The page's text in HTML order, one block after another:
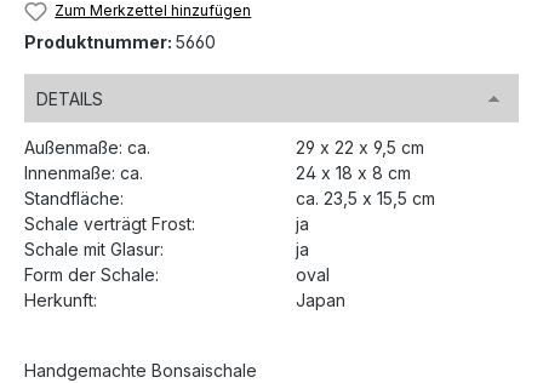
Zum Merkzettel hinzufügen
Produktnummer: 5660
DETAILS
Außenmaße: ca.
29 x 22 x 9,5 cm
Innenmaße: ca.
24 x 18 x 8 cm
Standfläche:
ca. 23,5 x 15,5 cm
Schale verträgt Frost:
ja
Schale mit Glasur:
ja
Form der Schale:
oval
Herkunft:
Japan
Handgemachte Bonsaischale